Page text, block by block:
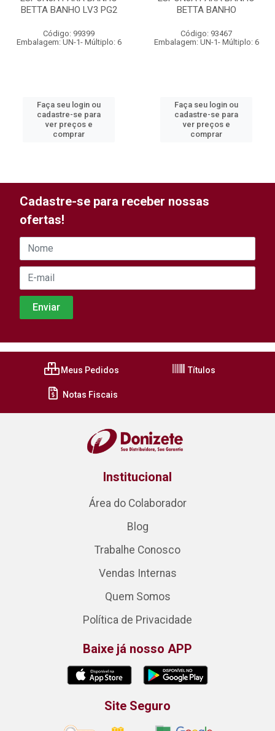
BETTA BANHO LV3 PG2
Código: 99399
Embalagem: UN-1- Múltiplo: 6
Faça seu login ou
cadastre-se para
ver preços e
comprar
BETTA BANHO
Código: 93467
Embalagem: UN-1- Múltiplo: 6
Faça seu login ou
cadastre-se para
ver preços e
comprar
Cadastre-se para receber nossas
ofertas!
Meus Pedidos Títulos
Notas Fiscais
Institucional
Área do Colaborador
Blog
Trabalhe Conosco
Vendas Internas
Quem Somos
Política de Privacidade
Baixe já nosso APP
Site Seguro